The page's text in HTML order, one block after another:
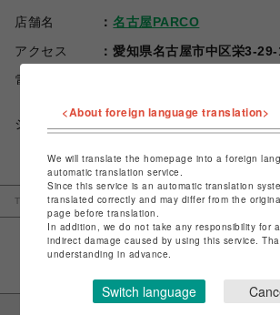
店舗名
名古屋PARCO
アクセス
愛知県名古屋市中区栄3-
電話番号
ショップお問い合わせは
TOP 名古屋PARCO エモダ
<About foreign language translation>
We will translate the homepage into a foreign
automatic translation service.
Since this service is an automatic translation
translated correctly and may differ from the
page before translation.
In addition, we do not take any responsibility for
indirect damage caused by using this service.
understanding in advance.
Switch language